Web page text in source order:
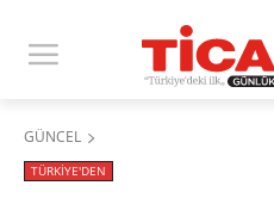
GÜNCEL
TÜRKİYE'DEN